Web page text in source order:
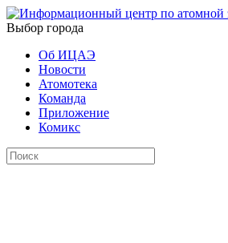
Выбор города
Об ИЦАЭ
Новости
Атомотека
Команда
Приложение
Комикс